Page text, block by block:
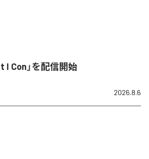
I Con」を配信開始
2026.8.6